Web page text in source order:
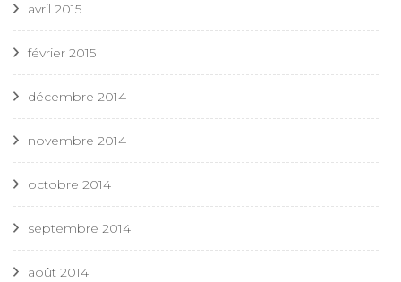
avril 2015
février 2015
décembre 2014
novembre 2014
octobre 2014
septembre 2014
août 2014